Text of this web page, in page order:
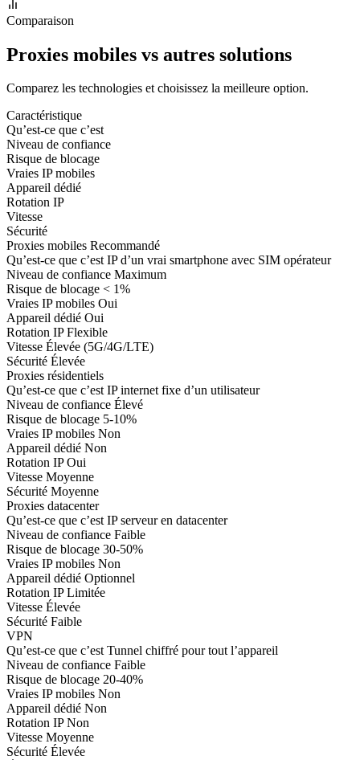
Comparaison
Proxies mobiles vs autres solutions
Comparez les technologies et choisissez la meilleure option.
Caractéristique
Qu’est-ce que c’est
Niveau de confiance
Risque de blocage
Vraies IP mobiles
Appareil dédié
Rotation IP
Vitesse
Sécurité
Proxies mobiles Recommandé
Qu’est-ce que c’estIP d’un vrai smartphone avec SIM opérateur
Niveau de confiance Maximum
Risque de blocage < 1%
Vraies IP mobiles Oui
Appareil dédié Oui
Rotation IPFlexible
Vitesse Élevée (5G/4G/LTE)
Sécurité Élevée
Proxies résidentiels
Qu’est-ce que c’estIP internet fixe d’un utilisateur
Niveau de confiance Élevé
Risque de blocage 5-10%
Vraies IP mobiles Non
Appareil dédié Non
Rotation IPOui
Vitesse Moyenne
Sécurité Moyenne
Proxies datacenter
Qu’est-ce que c’estIP serveur en datacenter
Niveau de confiance Faible
Risque de blocage 30-50%
Vraies IP mobiles Non
Appareil dédié Optionnel
Rotation IPLimitée
Vitesse Élevée
Sécurité Faible
VPN
Qu’est-ce que c’estTunnel chiffré pour tout l’appareil
Niveau de confiance Faible
Risque de blocage 20-40%
Vraies IP mobiles Non
Appareil dédié Non
Rotation IPNon
Vitesse Moyenne
Sécurité Élevée